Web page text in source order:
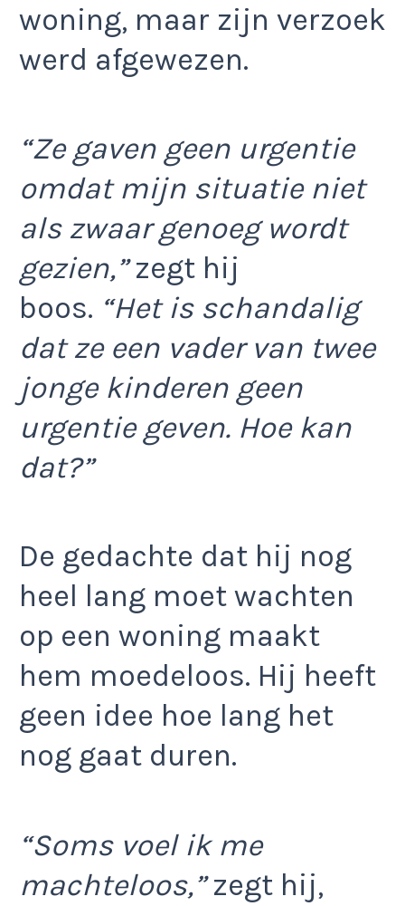
woning, maar zijn verzoek
werd afgewezen.
“Ze gaven geen urgentie
omdat mijn situatie niet
als zwaar genoeg wordt
gezien,”zegt hij
boos. “Het is schandalig
dat ze een vader van twee
jonge kinderen geen
urgentie geven. Hoe kan
dat?”
De gedachte dat hij nog
heel lang moet wachten
op een woning maakt
hem moedeloos. Hij heeft
geen idee hoe lang het
nog gaat duren.
“Soms voel ik me
machteloos,”zegt hij,